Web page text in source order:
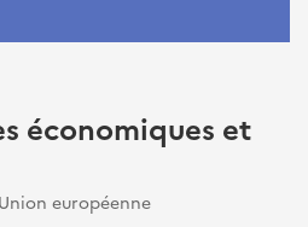
économiques et
européenne